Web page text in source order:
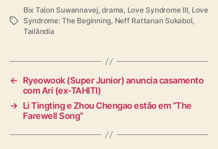
T
Bix Talon Suwannavej,drama, Love Syndrome III, Love
Syndrome: The Beginning, Neff Rattanan Sukabol,
Tailândia
←
Ryeowook (Super Junior) anuncia casamento
com Ari (ex-TAHITI)
→ Li Tingting e Zhou Chengao estão em “The
Farewell Song”